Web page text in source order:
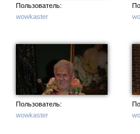
Пользователь:
wowkaster
Пользователь:
wowkaster